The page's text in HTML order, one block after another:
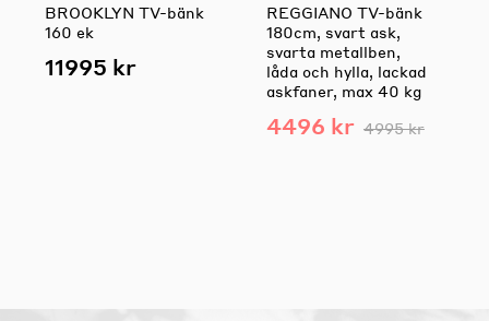
BROOKLYN TV-bänk
160 ek
11995 kr
REGGIANO TV-bänk
180cm, svart ask,
svarta metallben,
låda och hylla, lackad
askfaner, max 40 kg
4496 kr 4995 kr